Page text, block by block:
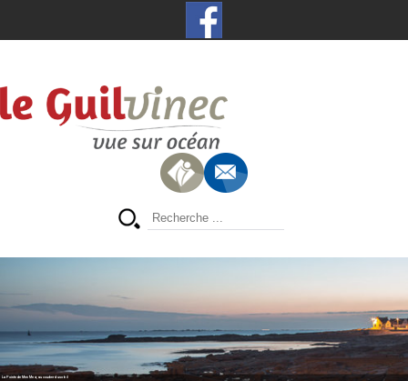
La Pointe de Men Meur, au coucher du soleil